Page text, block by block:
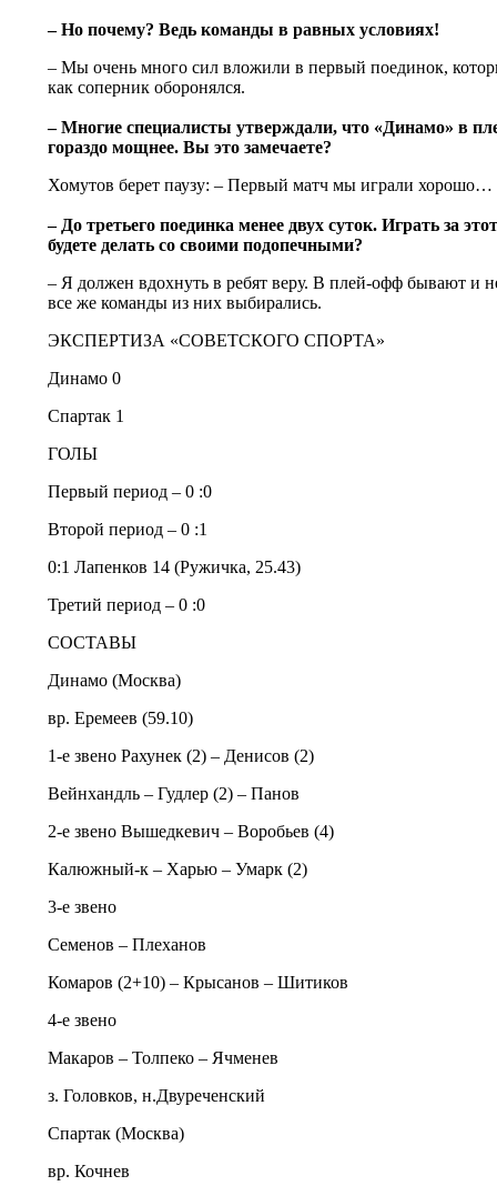
– Но почему? Ведь команды в равных условиях!
– Мы очень много сил вложили в первый поединок,
как соперник оборонялся.
– Многие специалисты утверждали, что «Динамо» в
гораздо мощнее. Вы это замечаете?
Хомутов берет паузу: – Первый матч мы играли хорошо…
– До третьего поединка менее двух суток. Играть за
будете делать со своими подопечными?
– Я должен вдохнуть в ребят веру. В плей-офф бывают и
все же команды из них выбирались.
ЭКСПЕРТИЗА «СОВЕТСКОГО СПОРТА»
Динамо 0
Спартак 1
ГОЛЫ
Первый период – 0 :0
Второй период – 0 :1
0:1 Лапенков 14 (Ружичка, 25.43)
Третий период – 0 :0
СОСТАВЫ
Динамо (Москва)
вр. Еремеев (59.10)
1-е звено Рахунек (2) – Денисов (2)
Вейнхандль – Гудлер (2) – Панов
2-е звено Вышедкевич – Воробьев (4)
Калюжный-к – Харью – Умарк (2)
3-е звено
Семенов – Плеханов
Комаров (2+10) – Крысанов – Шитиков
4-е звено
Макаров – Толпеко – Ячменев
з. Головков, н.Двуреченский
Спартак (Москва)
вр. Кочнев